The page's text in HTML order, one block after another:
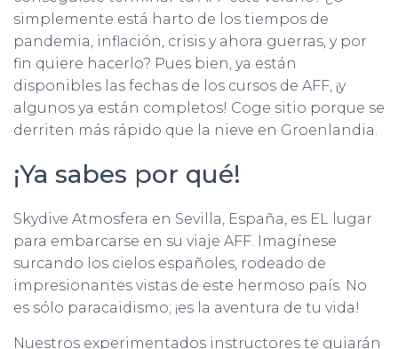
simplemente está harto de los tiempos de
pandemia, inflación, crisis y ahora guerras, y por
fin quiere hacerlo? Pues bien, ya están
disponibles las fechas de los cursos de AFF, ¡y
algunos ya están completos! Coge sitio porque se
derriten más rápido que la nieve en Groenlandia.
¡Ya sabes por qué!
Skydive Atmosfera en Sevilla, España, es EL lugar
para embarcarse en su viaje AFF. Imagínese
surcando los cielos españoles, rodeado de
impresionantes vistas de este hermoso país. No
es sólo paracaidismo; ¡es la aventura de tu vida!
Nuestros experimentados instructores te guiarán